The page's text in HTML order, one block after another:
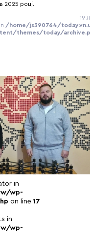
2025 році.
19
/home/js390764/
themes/today/
in
wp-
on line 17
in
wp-